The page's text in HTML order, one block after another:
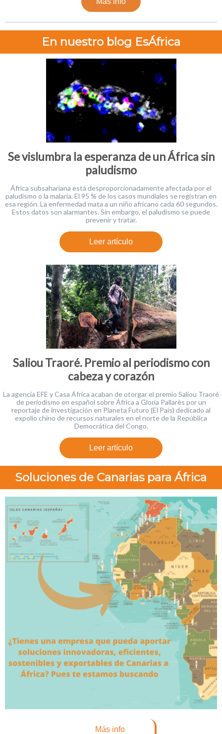
En nuestro blog EsÁfrica
Se vislumbra la esperanza de un África sin
paludismo
África subsahariana está desproporcionadamente afectada por el
paludismo o la malaria. El 95 % de los casos mundiales se registran en
esa región. La enfermedad mata a un niño africano cada 60 segundos.
Estos datos son alarmantes. Sin embargo, el paludismo se puede
prevenir y tratar.
Leer artículo
Saliou Traoré. Premio al periodismo con
cabeza y corazón
La agencia EFE y Casa África acaban de otorgar el premio Saliou Traoré
de periodismo en español sobre África a Gloria Pallarès por un
reportaje de investigación en Planeta Futuro (El País) dedicado al
expolio chino de recursos naturales en el norte de la República
Democrática del Congo.
Leer artículo
Soluciones de Canarias para África
Más info